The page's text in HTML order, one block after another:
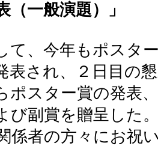
（一般演題）」
、今年もポスタ
表され、２日目の
ポスター賞の発表
び副賞を贈呈した
係者の方々にお祝